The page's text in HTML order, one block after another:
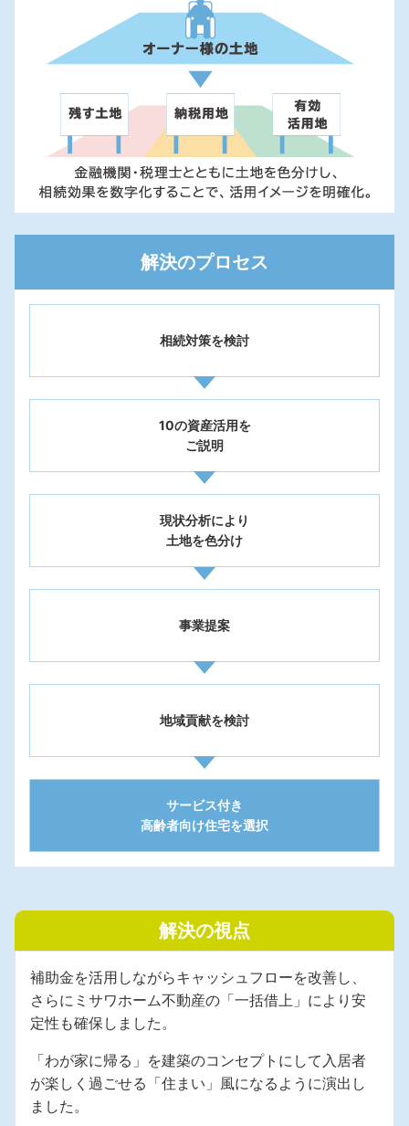
解決のプロセス
相続対策を検討
10の資産活用を
ご説明
現状分析により
土地を色分け
事業提案
地域貢献を検討
サービス付き
高齢者向け住宅を選択
解決の視点
補助金を活用しながらキャッシュフローを改善し、
さらにミサワホーム不動産の「一括借上」により安
定性も確保しました。
「わが家に帰る」を建築のコンセプトにして入居者
が楽しく過ごせる「住まい」風になるように演出し
ました。